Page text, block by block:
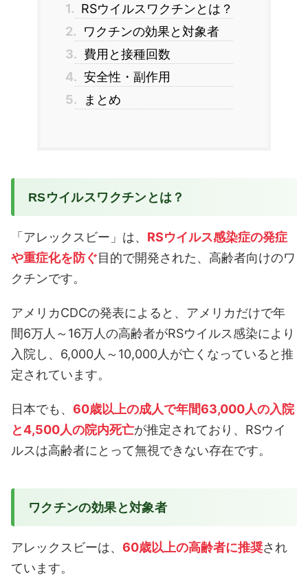
1. RSウイルスワクチンとは？
2.
ワクチンの効果と対象者
3. 費用と接種回数
4. 安全性・副作用
5.
まとめ
RSウイルスワクチンとは？
「アレックスビー」は、 RSウイルス感染症の発症
や重症化を防ぐ目的で開発された、高齢者向けのワ
クチンです。
アメリカCDCの発表によると、アメリカだけで年
間6万人～16万人の高齢者がRSウイルス感染により
入院し、6,000人～10,000人が亡くなっていると推
定されています。
日本でも、 60歳以上の成人で年間63,000人の入院
と4,500人の院内死亡が推定されており、RSウイ
ルスは高齢者にとって無視できない存在です。
ワクチンの効果と対象者
アレックスビーは、 60歳以上の高齢者に推奨され
ています。